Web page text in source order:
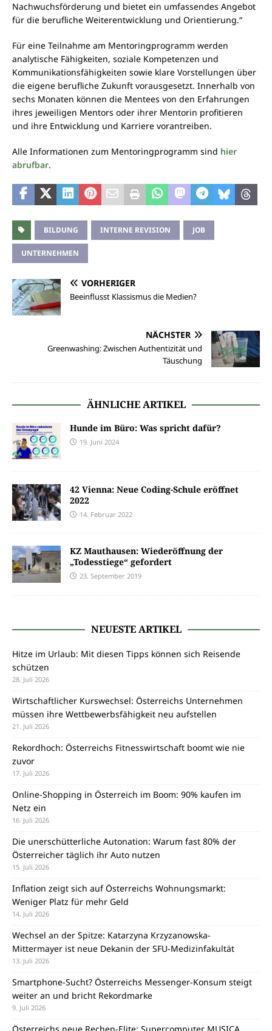
Nachwuchsförderung und bietet ein umfassendes Angebot
für die berufliche Weiterentwicklung und Orientierung.“
Für eine Teilnahme am Mentoringprogramm werden
analytische Fähigkeiten, soziale Kompetenzen und
Kommunikationsfähigkeiten sowie klare Vorstellungen über
die eigene berufliche Zukunft vorausgesetzt. Innerhalb von
sechs Monaten können die Mentees von den Erfahrungen
ihres jeweiligen Mentors oder ihrer Mentorin profitieren
und ihre Entwicklung und Karriere vorantreiben.
Alle Informationen zum Mentoringprogramm sind hier
abrufbar.
BILDUNG INTERNE REVISION JOB
UNTERNEHMEN
VORHERIGER
Beeinflusst Klassismus die Medien?
NÄCHSTER
Greenwashing: Zwischen Authentizität und
Täuschung
ÄHNLICHE ARTIKEL
Hunde im Büro: Was spricht dafür?
19. Juni 2024
42 Vienna: Neue Coding-Schule eröffnet
2022
14. Februar 2022
KZ Mauthausen: Wiederöffnung der
„Todesstiege“ gefordert
23. September 2019
NEUESTE ARTIKEL
Hitze im Urlaub: Mit diesen Tipps können sich Reisende
schützen
28. Juli 2026
Wirtschaftlicher Kurswechsel: Österreichs Unternehmen
müssen ihre Wettbewerbsfähigkeit neu aufstellen
21. Juli 2026
Rekordhoch: Österreichs Fitnesswirtschaft boomt wie nie
zuvor
17. Juli 2026
Online-Shopping in Österreich im Boom: 90% kaufen im
Netz ein
16. Juli 2026
Die unerschütterliche Autonation: Warum fast 80% der
Österreicher täglich ihr Auto nutzen
15. Juli 2026
Inflation zeigt sich auf Österreichs Wohnungsmarkt:
Weniger Platz für mehr Geld
14. Juli 2026
Wechsel an der Spitze: Katarzyna Krzyzanowska-
Mittermayer ist neue Dekanin der SFU-Medizinfakultät
13. Juli 2026
Smartphone-Sucht? Österreichs Messenger-Konsum steigt
weiter an und bricht Rekordmarke
9. Juli 2026
Österreichs neue Rechen-Elite: Supercomputer MUSICA